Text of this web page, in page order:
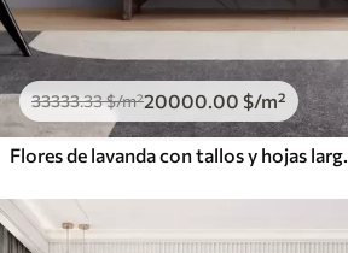
33333.33$/m²20000 .00 $/m²